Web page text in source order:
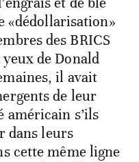
«dédollarisation»
des BRICS
de Donald
il avait
de leur
américain s’ils
dans leurs
cette même ligne